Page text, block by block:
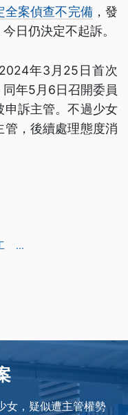
案偵查不完備，發
日仍決定不起訴。
年3月25日首次
年5月6日召開委員
申訴主管。不過少女
，後續處理態度消
...
女，疑似遭主管權勢